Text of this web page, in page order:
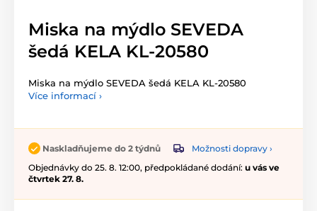
Miska na mýdlo SEVEDA
šedá KELA KL-20580
Miska na mýdlo SEVEDA šedá KELA KL-20580
Více informací ›
Naskladňujeme do 2 týdnů
Možnosti dopravy ›
Objednávky do 25. 8. 12:00, předpokládané dodání: u vás ve
čtvrtek 27. 8.